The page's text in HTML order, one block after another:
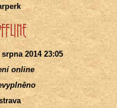
srpna 2014 23:05
online